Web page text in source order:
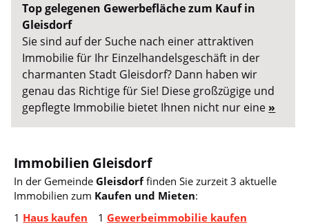
Top gelegenen Gewerbefläche zum Kauf in
Gleisdorf
Sie sind auf der Suche nach einer attraktiven
Immobilie für Ihr Einzelhandelsgeschäft in der
charmanten Stadt Gleisdorf? Dann haben wir
genau das Richtige für Sie! Diese großzügige und
gepflegte Immobilie bietet Ihnen nicht nur eine »
Immobilien Gleisdorf
In der GemeindeGleisdorffinden Sie zurzeit 3 aktuelle
Immobilien zum Kaufen und Mieten:
1 Haus kaufen 1 Gewerbeimmobilie kaufen